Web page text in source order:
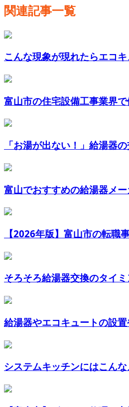
関連記事一覧
こんな現象が現れたらエコ
富山市の住宅設備工事業界
「お湯が出ない！」給湯器
富山でおすすめの給湯器メ
【2026年版】富山市の転職
そろそろ給湯器交換のタイ
給湯器やエコキュートの設
システムキッチンにはこんな